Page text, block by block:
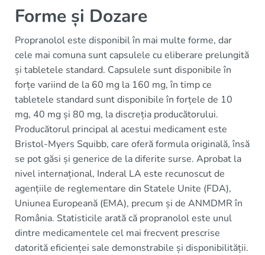
Forme și Dozare
Propranolol este disponibil în mai multe forme, dar
cele mai comuna sunt capsulele cu eliberare prelungită
și tabletele standard. Capsulele sunt disponibile în
forțe variind de la 60 mg la 160 mg, în timp ce
tabletele standard sunt disponibile în forțele de 10
mg, 40 mg și 80 mg, la discreția producătorului.
Producătorul principal al acestui medicament este
Bristol-Myers Squibb, care oferă formula originală, însă
se pot găsi și generice de la diferite surse. Aprobat la
nivel internațional, Inderal LA este recunoscut de
agențiile de reglementare din Statele Unite (FDA),
Uniunea Europeană (EMA), precum și de ANMDMR în
România. Statisticile arată că propranolol este unul
dintre medicamentele cel mai frecvent prescrise
datorită eficienței sale demonstrabile și disponibilității.